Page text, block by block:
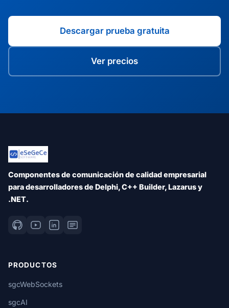
Descargar prueba gratuita
Ver precios
Componentes de comunicación de calidad empresarial
para desarrolladores de Delphi, C++ Builder, Lazarus y
.NET.
PRODUCTOS
sgcWebSockets
sgcAI